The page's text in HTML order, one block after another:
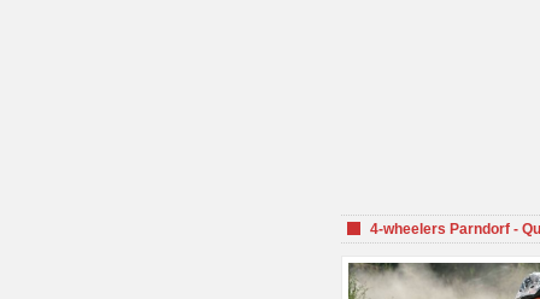
4-wheelers Parndorf -